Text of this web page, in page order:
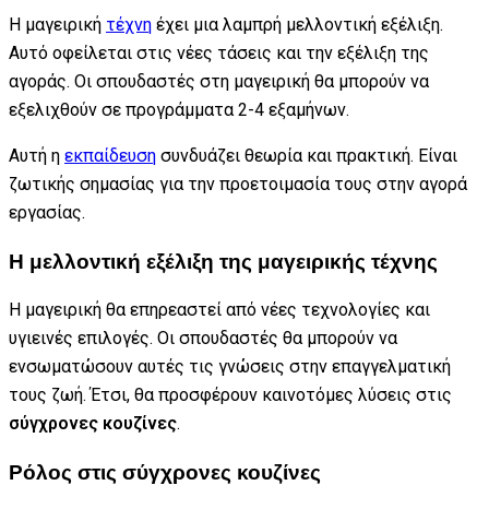
Η μαγειρική τέχνη έχει μια λαμπρή μελλοντική εξέλιξη.
Αυτό οφείλεται στις νέες τάσεις και την εξέλιξη της
αγοράς. Οι σπουδαστές στη μαγειρική θα μπορούν να
εξελιχθούν σε προγράμματα 2-4 εξαμήνων.
Αυτή η εκπαίδευση συνδυάζει θεωρία και πρακτική. Είναι
ζωτικής σημασίας για την προετοιμασία τους στην αγορά
εργασίας.
Η μελλοντική εξέλιξη της μαγειρικής τέχνης
Η μαγειρική θα επηρεαστεί από νέες τεχνολογίες και
υγιεινές επιλογές. Οι σπουδαστές θα μπορούν να
ενσωματώσουν αυτές τις γνώσεις στην επαγγελματική
τους ζωή. Έτσι, θα προσφέρουν καινοτόμες λύσεις στις
σύγχρονες κουζίνες.
Ρόλος στις σύγχρονες κουζίνες